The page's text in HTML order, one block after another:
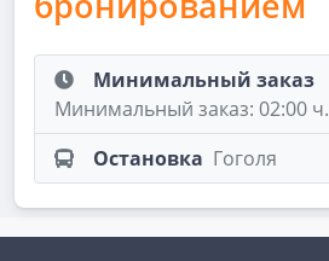
Минимальный заказ
Минимальный заказ: 02:00 ч.
Остановка Гоголя